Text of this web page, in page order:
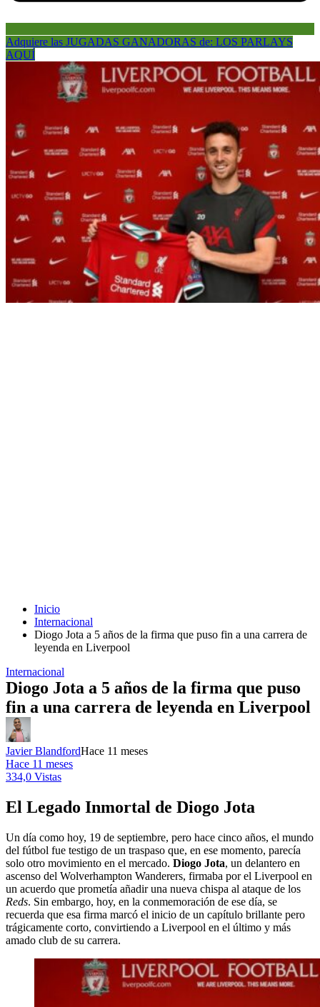
Adquiere las JUGADAS GANADORAS de: LOS PARLAYS
AQUÍ
Inicio
Internacional
Diogo Jota a 5 años de la firma que puso fin a una carrera de
leyenda en Liverpool
Internacional
Diogo Jota a 5 años de la firma que puso
fin a una carrera de leyenda en Liverpool
Javier BlandfordHace 11 meses
Hace 11 meses
334,0 Vistas
El Legado Inmortal de Diogo Jota
Un día como hoy, 19 de septiembre, pero hace cinco años, el mundo
del fútbol fue testigo de un traspaso que, en ese momento, parecía
solo otro movimiento en el mercado. Diogo Jota, un delantero en
ascenso del Wolverhampton Wanderers, firmaba por el Liverpool en
un acuerdo que prometía añadir una nueva chispa al ataque de los
Reds. Sin embargo, hoy, en la conmemoración de ese día, se
recuerda que esa firma marcó el inicio de un capítulo brillante pero
trágicamente corto, convirtiendo a Liverpool en el último y más
amado club de su carrera.